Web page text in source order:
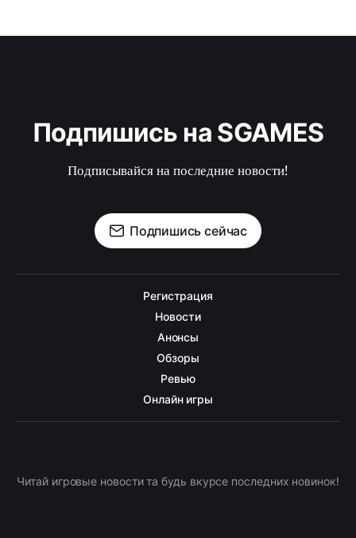
Подпишись на SGAMES
Подписывайся на последние новости!
Подпишись сейчас
Регистрация
Новости
Анонсы
Обзоры
Ревью
Онлайн игры
Читай игровые новости та будь вкурсе последних новинок!